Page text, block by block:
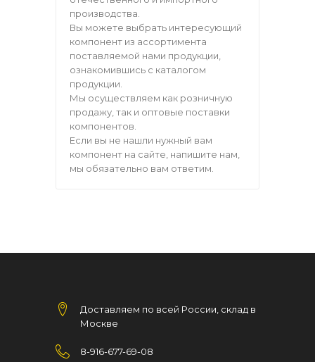
производства.
Вы можете выбрать интересующий
компонент из ассортимента
поставляемой нами продукции,
ознакомившись с каталогом
продукции.
Мы осуществляем как розничную
продажу, так и оптовые поставки
компонентов.
Если вы не нашли нужный вам
компонент на сайте, напишите нам,
мы обязательно вам ответим.
Доставляем по всей России, склад в
Москве
8-916-677-69-08